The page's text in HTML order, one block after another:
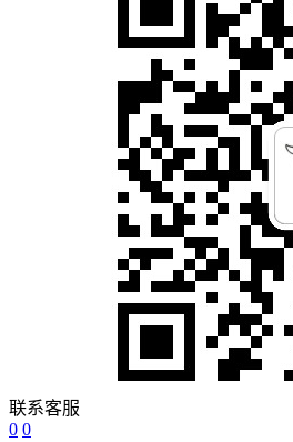
联系客服
0 0